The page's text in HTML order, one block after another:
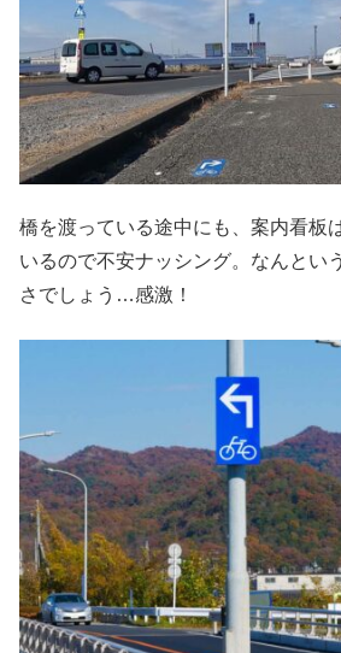
橋を渡っている途中にも、案内看板
いるので不安ナッシング。なんとい
さでしょう…感激！